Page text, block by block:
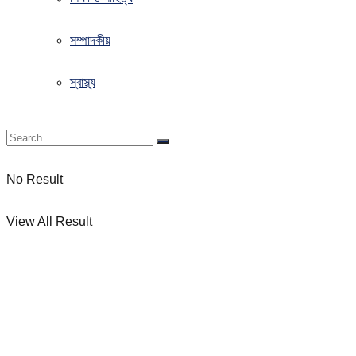
সম্পাদকীয়
স্বাস্থ্য
No Result
View All Result